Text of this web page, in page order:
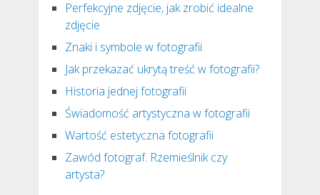
Perfekcyjne zdjęcie, jak zrobić idealne
zdjęcie
Znaki i symbole w fotografii
Jak przekazać ukrytą treść w fotografii?
Historia jednej fotografii
Świadomość artystyczna w fotografii
Wartość estetyczna fotografii
Zawód fotograf. Rzemieślnik czy
artysta?